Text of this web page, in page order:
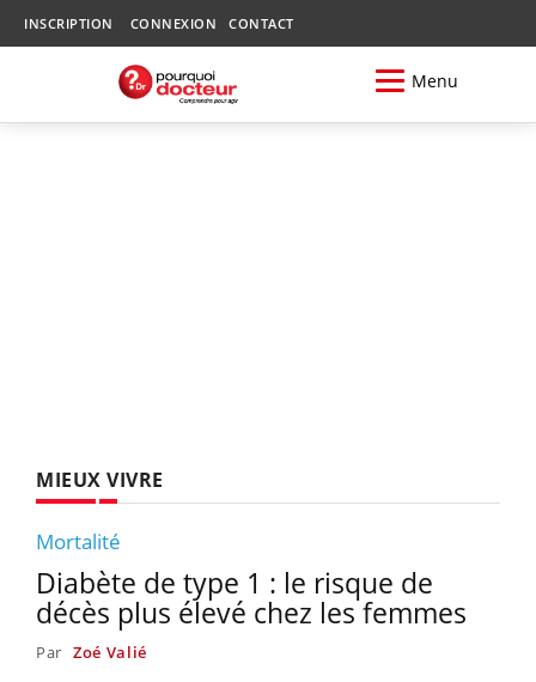
INSCRIPTION CONNEXION CONTACT
Menu
MIEUX VIVRE
Mortalité
Diabète de type 1 : le risque de
décès plus élevé chez les femmes
Par Zoé Valié